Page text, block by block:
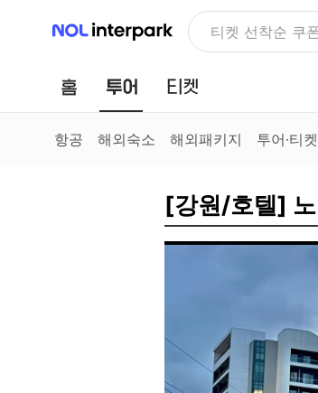
NOL 인터파크 NOLDAY, 최대
홈 투어
항공 해외숙소 해외패키지 투어·티켓
[강원/호텔]